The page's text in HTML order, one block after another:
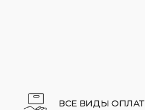
ВСЕ ВИДЫ ОПЛАТ